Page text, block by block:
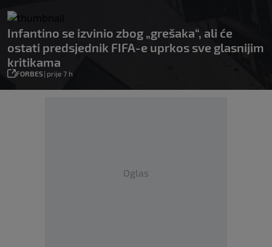
Infantino se izvinio zbog „grešaka“, ali će
ostati predsjednik FIFA-e uprkos sve glasnijim
kritikama
FORBES| prije 7 h
Oglas